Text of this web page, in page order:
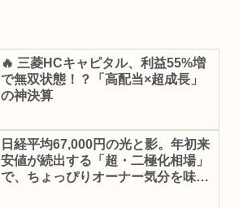
🔥 三菱HCキャピタル、利益55%増
で無双状態！？「高配当×超成長」
の神決算
日経平均67,000円の光と影。年初来
安値が続出する「超・二極化相場」
で、ちょっぴりオーナー気分を味わ